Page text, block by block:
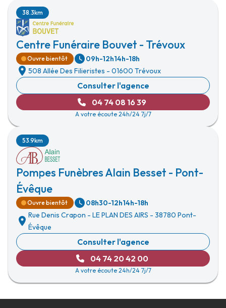
Centre Funéraire Bouvet - Trévoux
38.3km
Ouvre bientôt 09h-12h14h-18h
508 Allée Des Filieristes - 01600 Trévoux
Consulter l'agence
04 74 08 16 39
A votre écoute 24h/24 7j/7
Pompes Funèbres Alain Besset - Pont-
Évêque
53.9km
Ouvre bientôt 08h30-12h14h-18h
Rue Denis Crapon - LE PLAN DES AIRS - 38780 Pont-
Évêque
Consulter l'agence
04 74 20 42 00
A votre écoute 24h/24 7j/7